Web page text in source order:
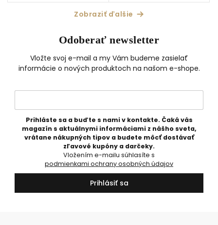
keramika s grafikou • 100 ml
Zobraziť ďalšie
Odoberať newsletter
Vložte svoj e-mail a my Vám budeme zasielať
informácie o nových produktoch na našom e-shope.
Prihláste sa a buďte s nami v kontakte. Čaká vás
magazín s aktuálnymi informáciami z nášho sveta,
vrátane nákupných tipov a budete môcť dostávať
zľavové kupóny a darčeky.
podmienkami ochrany osobných údajov
Prihlásiť sa